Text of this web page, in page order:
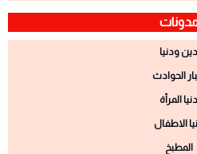
دين ودنيا
الحوادث
دنيا المرأة
الاطفال
المطبخ